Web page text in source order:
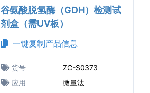
谷氨酸脱氢酶（GDH）检测试
剂盒（需UV板）
一键复制产品信息
货号
ZC-S0373
应用
微量法